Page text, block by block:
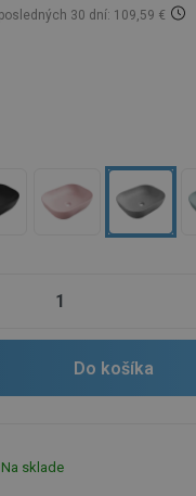
30 dní: 109,59 €
Do košíka
Na sklade